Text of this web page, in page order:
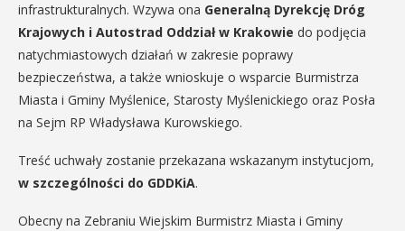
infrastrukturalnych. Wzywa ona Generalną Dyrekcję Dróg
Krajowych i Autostrad Oddział w Krakowie do podjęcia
natychmiastowych działań w zakresie poprawy
bezpieczeństwa, a także wnioskuje o wsparcie Burmistrza
Miasta i Gminy Myślenice, Starosty Myślenickiego oraz Posła
na Sejm RP Władysława Kurowskiego.
Treść uchwały zostanie przekazana wskazanym instytucjom,
w szczególności do GDDKiA.
Obecny na Zebraniu Wiejskim Burmistrz Miasta i Gminy